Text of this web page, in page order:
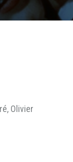
Olivier